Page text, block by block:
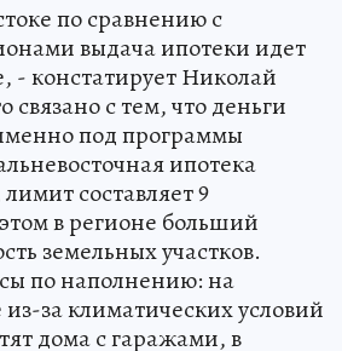
по сравнению с
выдача ипотеки идет
- констатирует Николай
связано с тем, что деньги
под программы
ипотека
составляет 9
в регионе больший
земельных участков.
по наполнению: на
за климатических условий
дома с гаражами, в